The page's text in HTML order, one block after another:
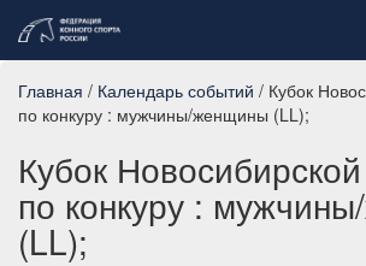
Главная / Календарь событий / Кубок
по конкуру : мужчины/женщины (LL);
Кубок
по конкуру :
(LL);